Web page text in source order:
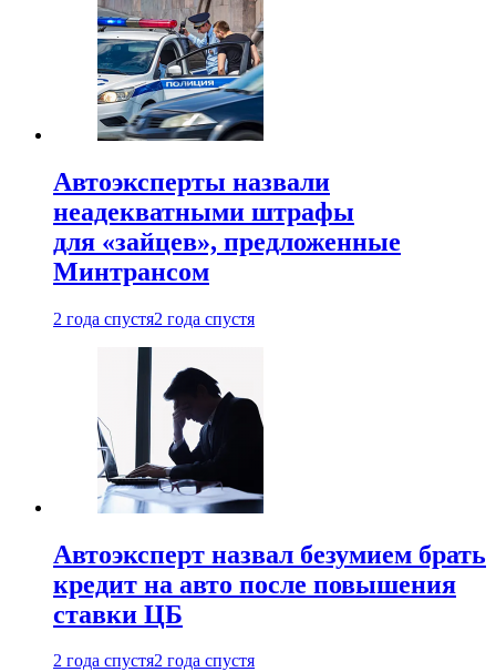
Автоэксперты назвали
неадекватными штрафы
для «зайцев», предложенные
Минтрансом
2 года спустя2 года спустя
Автоэксперт назвал безумием брать
кредит на авто после повышения
ставки ЦБ
2 года спустя2 года спустя